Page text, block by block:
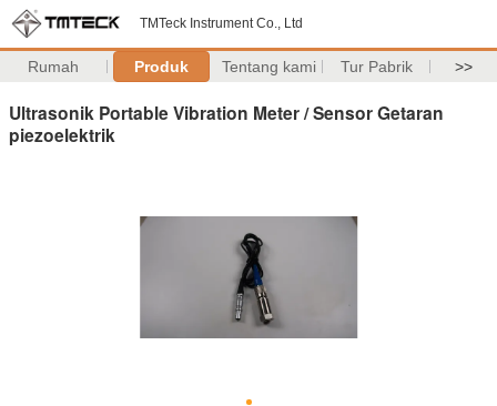
TMTeck Instrument Co., Ltd
Rumah Produk Tentang kami Tur Pabrik >>
Ultrasonik Portable Vibration Meter / Sensor Getaran
piezoelektrik